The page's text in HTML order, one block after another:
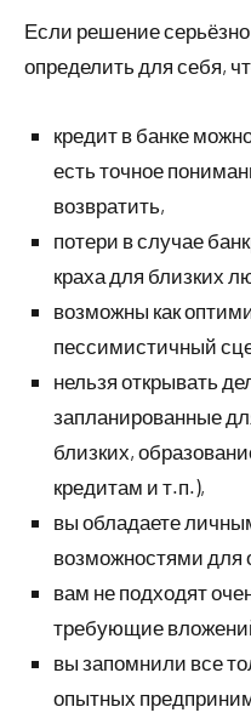
Если решение
определить для себя,
кредит в банке
есть точное
возвратить,
потери в случае
краха для близких
возможны как
пессимистичный
нельзя открывать
запланированные
близких,
кредитам и т.п.),
вы обладаете
возможностями для
вам не подходят
требующие
вы запомнили все
опытных